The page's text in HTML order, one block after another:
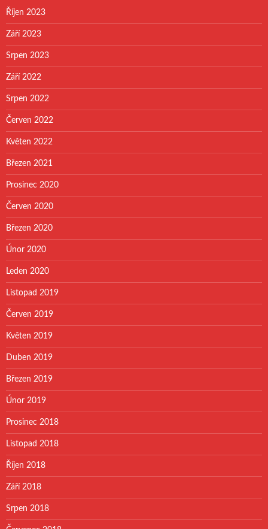
Říjen 2023
Září 2023
Srpen 2023
Září 2022
Srpen 2022
Červen 2022
Květen 2022
Březen 2021
Prosinec 2020
Červen 2020
Březen 2020
Únor 2020
Leden 2020
Listopad 2019
Červen 2019
Květen 2019
Duben 2019
Březen 2019
Únor 2019
Prosinec 2018
Listopad 2018
Říjen 2018
Září 2018
Srpen 2018